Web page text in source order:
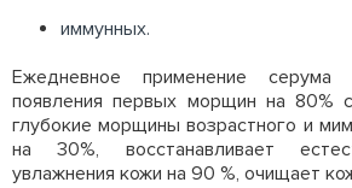
иммунных.
Ежедневное применение серума
появления первых морщин на 80%
глубокие морщины возрастного и
на 30%, восстанавливает
увлажнения кожи на 90 %, очищает